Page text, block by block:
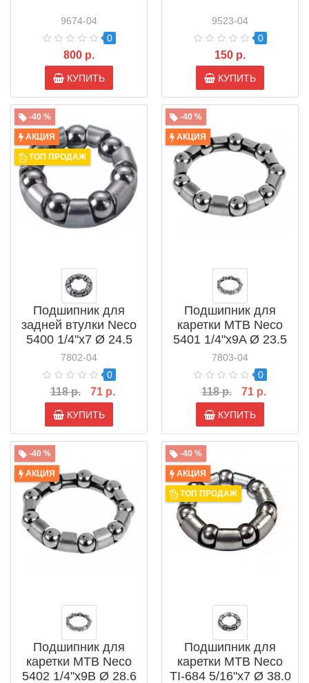
9674-04
0
800 р.
КУПИТЬ
9523-04
0
150 р.
КУПИТЬ
-40 %
АКЦИЯ
ТОП ПРОДАЖ
Подшипник для
задней втулки Neco
5400 1/4"x7 Ø 24.5
мм (881341)
7802-04
0
118 р. 71 р.
КУПИТЬ
-40 %
АКЦИЯ
Подшипник для
каретки MTB Neco
5401 1/4"x9A Ø 23.5
мм (881696)
7803-04
0
118 р. 71 р.
КУПИТЬ
-40 %
АКЦИЯ
Подшипник для
каретки MTB Neco
5402 1/4"x9B Ø 28.6
-40 %
АКЦИЯ
ТОП ПРОДАЖ
Подшипник для
каретки MTB Neco
TI-684 5/16"x7 Ø 38.0